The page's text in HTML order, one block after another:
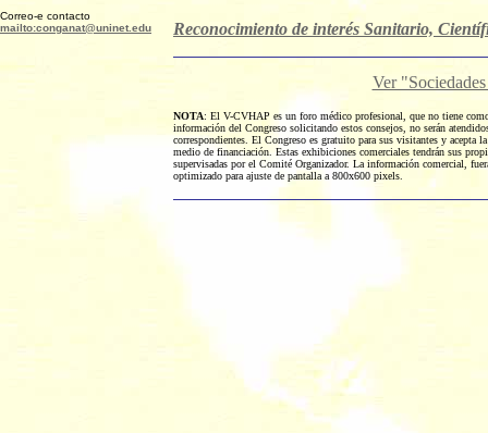
Correo-e contacto
mailto:conganat@uninet.edu
Reconocimiento de interés Sanitario,
Ver
NOTA: El V-CVHAP es un foro médico profesional, que no tiene
información del Congreso solicitando estos consejos, no serán
correspondientes. El Congreso es gratuito para sus visitantes y acepta
medio de financiación. Estas exhibiciones comerciales tendrán sus
supervisadas por el Comité Organizador. La información comercial,
optimizado para ajuste de pantalla a 800x600 pixels.